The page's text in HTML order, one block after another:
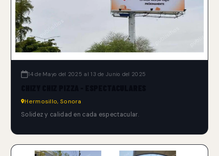
14 de Mayo del 2025 al 13 de Junio del 2025
Hermosillo, Sonora
Solidez y calidad en cada espectacular.